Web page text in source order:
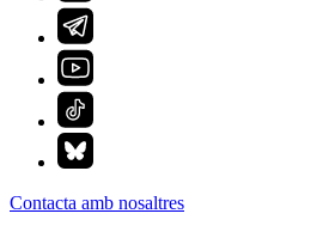
Contacta amb nosaltres